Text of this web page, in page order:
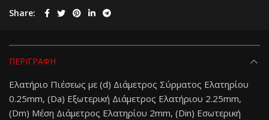
Share
ΠΕΡΙΓΡΑΦΗ
Ελατήριο Πιέσεως με (d) Διάμετρος Σύρματος Ελατηρίου
0.25mm, (Da) Eξωτερική Διάμετρος Ελατήριου 2.25mm,
(Dm) Μέση Διάμετρος Ελατηρίου 2mm, (Din) Εσωτερική